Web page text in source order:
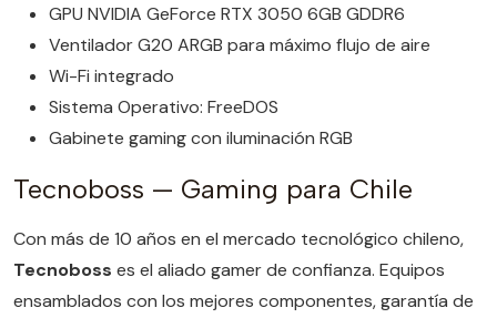
GPU NVIDIA GeForce RTX 3050 6GB GDDR6
Ventilador G20 ARGB para máximo flujo de aire
Wi-Fi integrado
Sistema Operativo: FreeDOS
Gabinete gaming con iluminación RGB
Tecnoboss — Gaming para Chile
Con más de 10 años en el mercado tecnológico chileno,
Tecnoboss es el aliado gamer de confianza. Equipos
ensamblados con los mejores componentes, garantía de